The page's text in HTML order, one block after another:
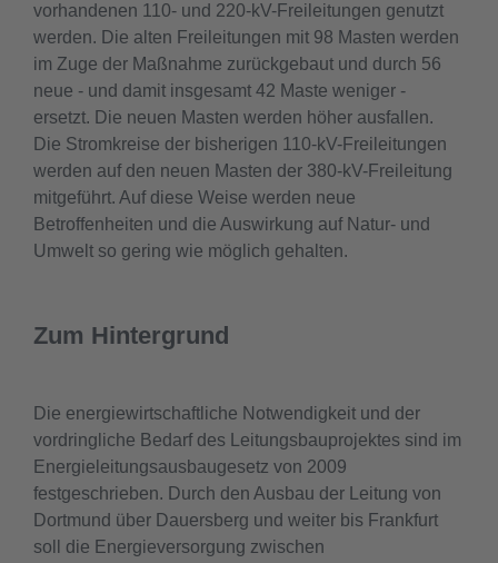
vorhandenen 110- und 220-kV-Freileitungen genutzt
werden. Die alten Freileitungen mit 98 Masten werden
im Zuge der Maßnahme zurückgebaut und durch 56
neue - und damit insgesamt 42 Maste weniger -
ersetzt. Die neuen Masten werden höher ausfallen.
Die Stromkreise der bisherigen 110-kV-Freileitungen
werden auf den neuen Masten der 380-kV-Freileitung
mitgeführt. Auf diese Weise werden neue
Betroffenheiten und die Auswirkung auf Natur- und
Umwelt so gering wie möglich gehalten.
Zum Hintergrund
Die energiewirtschaftliche Notwendigkeit und der
vordringliche Bedarf des Leitungsbauprojektes sind im
Energieleitungsausbaugesetz von 2009
festgeschrieben. Durch den Ausbau der Leitung von
Dortmund über Dauersberg und weiter bis Frankfurt
soll die Energieversorgung zwischen